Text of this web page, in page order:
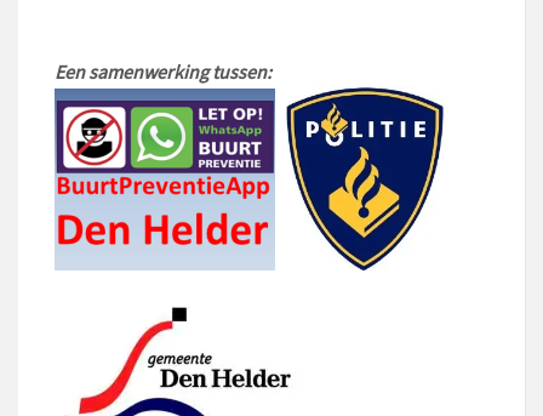
Een samenwerking tussen: